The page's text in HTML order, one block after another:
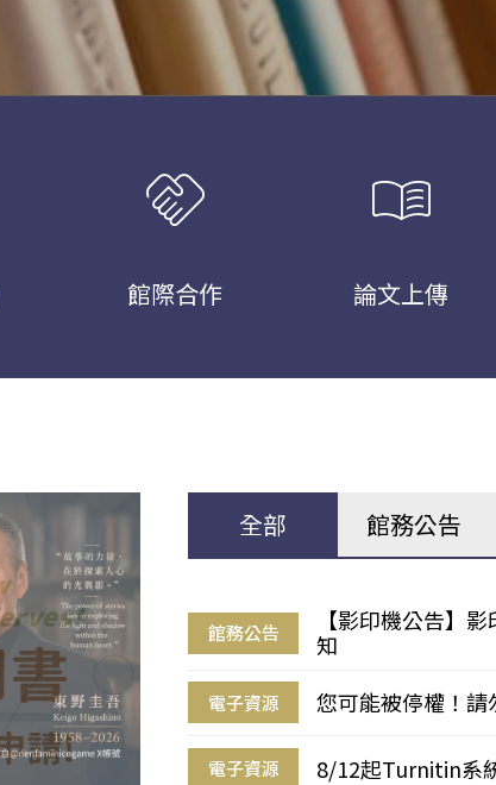
handshake
館際合作
menu_book
論文上傳
全部 館務公告
館務公告
【影印機公告】
知
電子資源 您可能被停權！請
電子資源 8/12起Turnitin系